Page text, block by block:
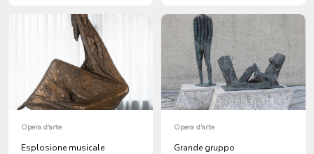
Opera d'arte
Esplosione musicale
Opera d'arte
Grande gruppo